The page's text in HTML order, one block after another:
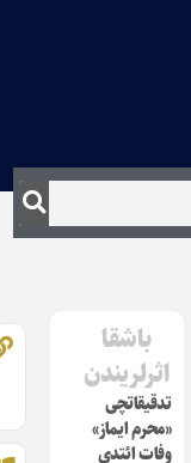
باشقا
اثرلریندن
تدقیقاتچی
«محرم ایماز»
وفات ائتدی